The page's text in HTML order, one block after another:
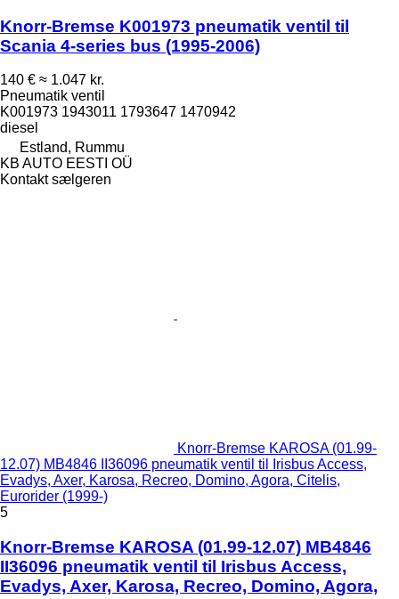
Knorr-Bremse K001973 pneumatik ventil til
Scania 4-series bus (1995-2006)
140 € ≈ 1.047 kr.
Pneumatik ventil
K001973 1943011 1793647 1470942
diesel
Estland, Rummu
KB AUTO EESTI OÜ
Kontakt sælgeren
Knorr-Bremse KAROSA (01.99-
12.07) MB4846 II36096 pneumatik ventil til Irisbus Access,
Evadys, Axer, Karosa, Recreo, Domino, Agora, Citelis,
Eurorider (1999-)
5
Knorr-Bremse KAROSA (01.99-12.07) MB4846
II36096 pneumatik ventil til Irisbus Access,
Evadys, Axer, Karosa, Recreo, Domino, Agora,